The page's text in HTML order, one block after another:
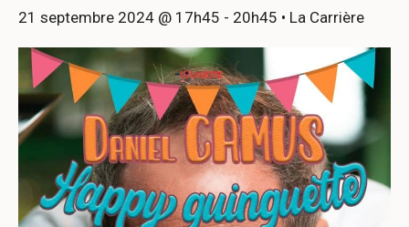
21 septembre 2024 @ 17h45 - 20h45 • La Carrière